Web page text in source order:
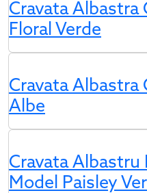
Cravata Albastra
Floral Verde
Cravata Albastra
Albe
Cravata Albastru
Model Paisley